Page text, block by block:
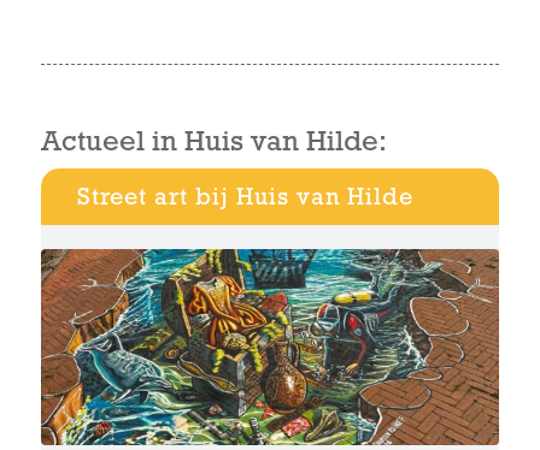
Actueel in Huis van Hilde:
Street art bij Huis van Hilde